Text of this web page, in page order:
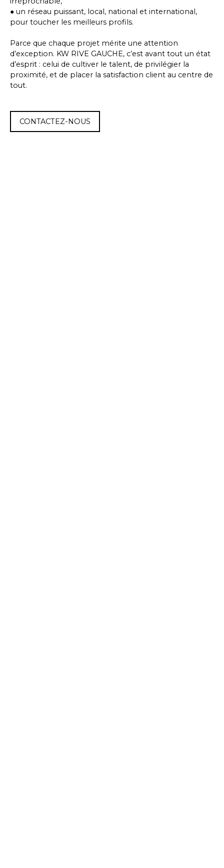
● un réseau puissant, local, national et international,
pour toucher les meilleurs profils.
Parce que chaque projet mérite une attention
d’exception. KW RIVE GAUCHE, c’est avant tout un état
d’esprit : celui de cultiver le talent, de privilégier la
proximité, et de placer la satisfaction client au centre de
tout.
CONTACTEZ-NOUS